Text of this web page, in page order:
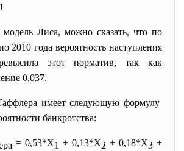
модель Лиса, можно сказать, что по
2010 года вероятность наступления
этот норматив, так как
0,037.
имеет следующую формулу
банкротства:
= 0,53*Х1 + 0,13*Х2 + 0,18*Х3 +